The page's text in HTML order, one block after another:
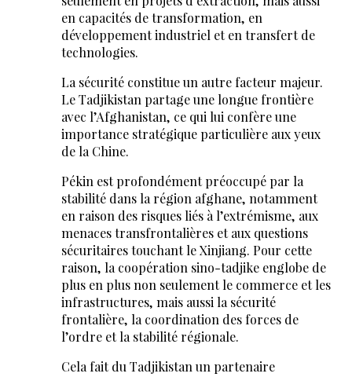
en capacités de transformation, en
développement industriel et en transfert de
technologies.
La sécurité constitue un autre facteur majeur.
Le Tadjikistan partage une longue frontière
avec l’Afghanistan, ce qui lui confère une
importance stratégique particulière aux yeux
de la Chine.
Pékin est profondément préoccupé par la
stabilité dans la région afghane, notamment
en raison des risques liés à l’extrémisme, aux
menaces transfrontalières et aux questions
sécuritaires touchant le Xinjiang. Pour cette
raison, la coopération sino-tadjike englobe de
plus en plus non seulement le commerce et les
infrastructures, mais aussi la sécurité
frontalière, la coordination des forces de
l’ordre et la stabilité régionale.
Cela fait du Tadjikistan un partenaire